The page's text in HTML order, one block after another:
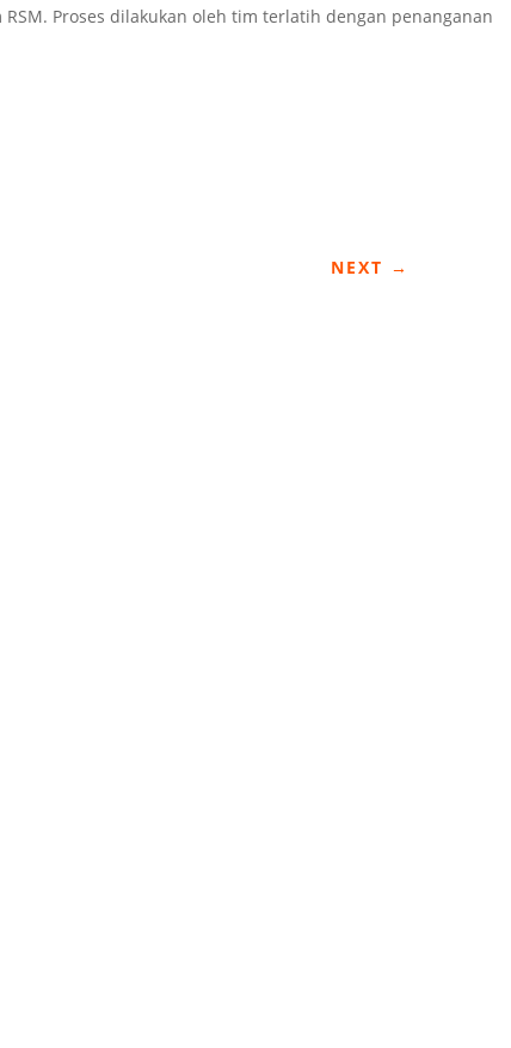
Proses dilakukan oleh tim terlatih dengan penanganan
NEXT →